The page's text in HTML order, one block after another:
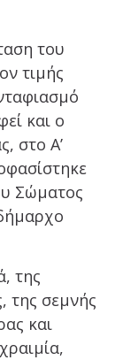
του
τιμής
και ο
στο Α’
Σώματος
της
της σεμνής
και